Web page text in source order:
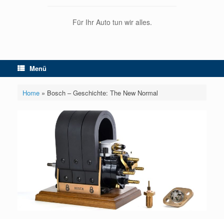
Für Ihr Auto tun wir alles.
Menü
Home» Bosch – Geschichte: The New Normal